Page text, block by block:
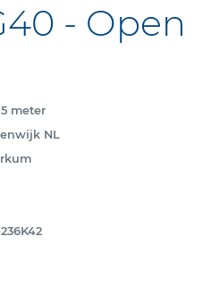
- Open
meter
NL